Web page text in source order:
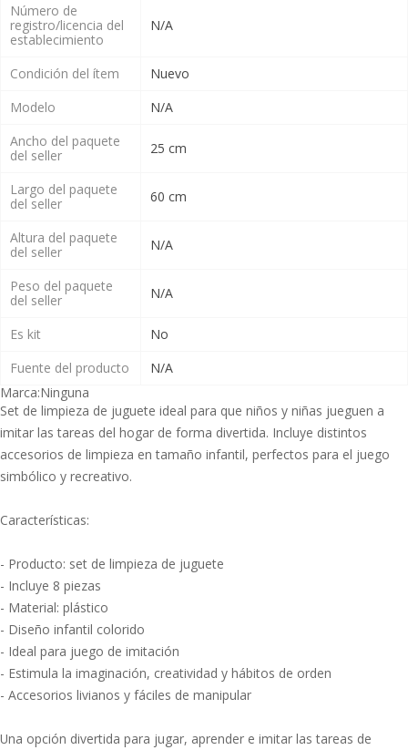
Número de
registro/licencia del
establecimiento
N/A
Condición del ítem
Nuevo
Modelo
N/A
Ancho del paquete
del seller
25 cm
Largo del paquete
del seller
60 cm
Altura del paquete
del seller
N/A
Peso del paquete
del seller
N/A
Es kit
No
Fuente del producto
N/A
Marca:Ninguna
Set de limpieza de juguete ideal para que niños y niñas jueguen a
imitar las tareas del hogar de forma divertida. Incluye distintos
accesorios de limpieza en tamaño infantil, perfectos para el juego
simbólico y recreativo.
Características:
- Producto: set de limpieza de juguete
- Incluye 8 piezas
- Material: plástico
- Diseño infantil colorido
- Ideal para juego de imitación
- Estimula la imaginación, creatividad y hábitos de orden
- Accesorios livianos y fáciles de manipular
Una opción divertida para jugar, aprender e imitar las tareas de